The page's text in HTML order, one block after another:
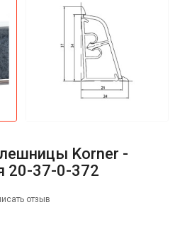
Korner -
20-37-0-372
отзыв